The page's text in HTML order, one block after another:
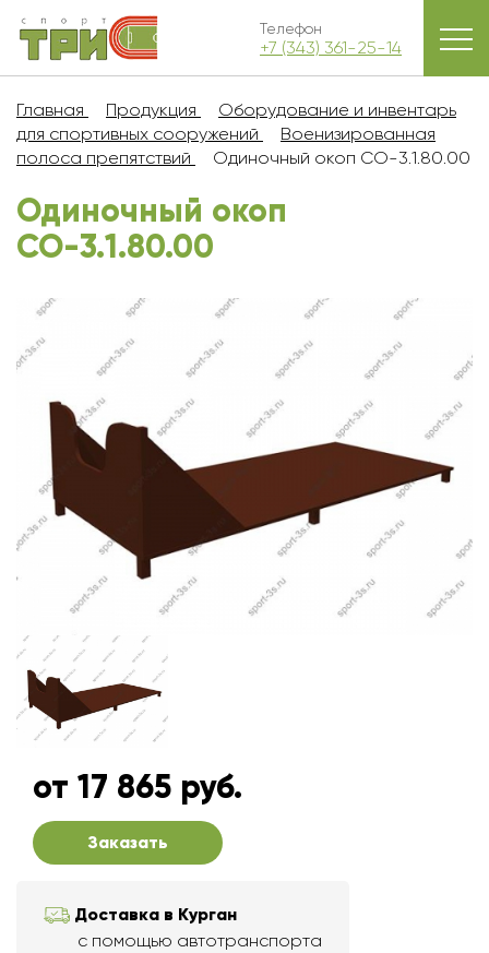
Телефон
+7 (343) 361-25-14
Главная Продукция
Оборудование и инвентарь
для спортивных сооружений
Военизированная
полоса препятствий
Одиночный окоп СО-3.1.80.00
Одиночный окоп
СО-3.1.80.00
от 17 865 руб.
Заказать
Доставка в Курган
с помощью автотранспорта